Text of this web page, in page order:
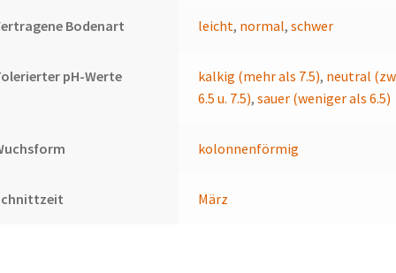
Bodenart leicht, normal,schwer
pH-Werte kalkig (mehr als 7.5), neutral
6.5 u. 7.5),sauer (weniger als 6.5)
kolonnenförmig
März